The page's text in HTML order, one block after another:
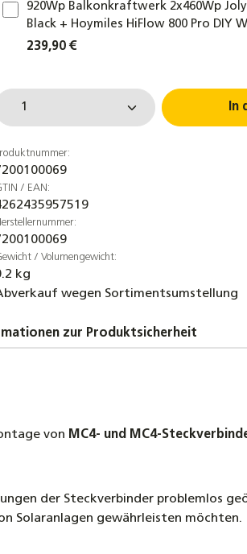
920Wp Balkonkraftwerk 2x460Wp
Black + Hoymiles HiFlow 800 Pro DIY
239,90 €
Anzahl: Gib den In
/ EAN:
/ Volumengewicht:
kg
wegen Sortimentsumstellung
zur Produktsicherheit
von MC4- und MC4-
der Steckverbinder problemlos
Solaranlagen gewährleisten möchten.